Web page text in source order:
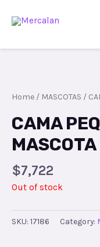
Home / MASCOTAS /
CAMA
MASCOTA
$7,722
Out of stock
SKU: 17186 Category: